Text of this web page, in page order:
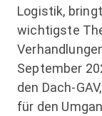
Logistik,
wichtigste
September
den Dach-
für den